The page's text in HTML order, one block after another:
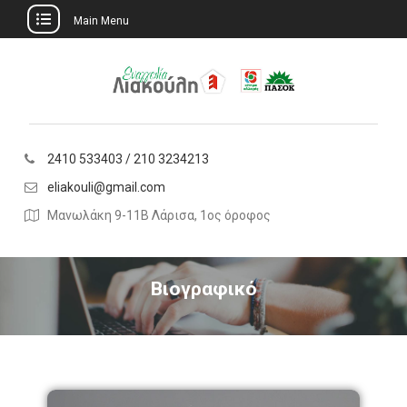
Main Menu
2410 533403 / 210 3234213
eliakouli@gmail.com
Μανωλάκη 9-11Β Λάρισα, 1ος όροφος
Βιογραφικό